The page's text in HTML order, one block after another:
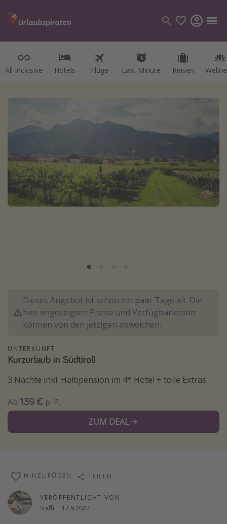
All Inclusive Hotels Flüge Last Minute Reisen
Kategorien
Reisen
Reiseziele
Alle Reiseziele
Österreich
Reisethemen
Alle Reisethemen
Strandurlaub
Abenteuerurlaub
Kurzurlaub
Schönste Naturwunder der Welt
Digital Nomad Tipps
Beste Reiseziele 20225
Dieses Angebot ist schon ein paar Tage alt. Die
hier angezeigten Preise und Verfügbarkeiten
können von den jetzigen abweichen.
UNTERKUNFT
Kurzurlaub in Südtirol!
3 Nächte inkl. Halbpension im 4* Hotel + tolle Extras
Ab 139 € p. P.
ZUM DEAL
VERÖFFENTLICHT VON
Steffi · 17.9.2022
HINZUFÜGEN TEILEN